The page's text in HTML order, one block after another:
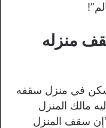
منزله
في منزل سقفه
مالك المنزل
سقف المنزل